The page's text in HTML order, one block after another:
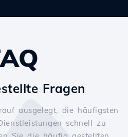
Fragen
ausgelegt, die häufigsten
schnell zu